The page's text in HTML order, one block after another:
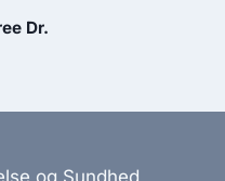
Dr.
og Sundhed